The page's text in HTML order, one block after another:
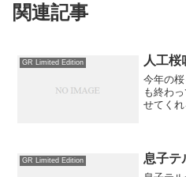
関連記事
GR Limited Edition 人工桜
今年の
も終わ
せてく
GR Limited Edition 息子テ